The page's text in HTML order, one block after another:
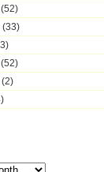
(52)
(33)
(52)
(2)